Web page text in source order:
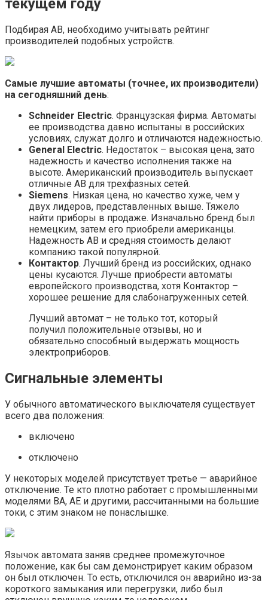
текущем году
Подбирая АВ, необходимо учитывать рейтинг
производителей подобных устройств.
Самые лучшие автоматы (точнее, их производители)
на сегодняшний день:
Schneider Electric. Французская фирма. Автоматы
ее производства давно испытаны в российских
условиях, служат долго и отличаются надежностью.
General Electric. Недостаток – высокая цена, зато
надежность и качество исполнения также на
высоте. Американский производитель выпускает
отличные АВ для трехфазных сетей.
Siemens. Низкая цена, но качество хуже, чем у
двух лидеров, представленных выше. Тяжело
найти приборы в продаже. Изначально бренд был
немецким, затем его приобрели американцы.
Надежность АВ и средняя стоимость делают
компанию такой популярной.
Контактор. Лучший бренд из российских, однако
цены кусаются. Лучше приобрести автоматы
европейского производства, хотя Контактор –
хорошее решение для слабонагруженных сетей.
Лучший автомат – не только тот, который
получил положительные отзывы, но и
обязательно способный выдержать мощность
электроприборов.
Сигнальные элементы
У обычного автоматического выключателя существует
всего два положения:
включено
отключено
У некоторых моделей присутствует третье — аварийное
отключение. Те кто плотно работает с промышленными
моделями ВА, АЕ и другими, рассчитанными на большие
токи, с этим знаком не понаслышке.
Язычок автомата заняв среднее промежуточное
положение, как бы сам демонстрирует каким образом
он был отключен. То есть, отключился он аварийно из-за
короткого замыкания или перегрузки, либо был